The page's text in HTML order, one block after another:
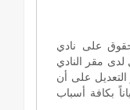
على نادي
لدى مقر النادي
على أن
بكافة أسباب